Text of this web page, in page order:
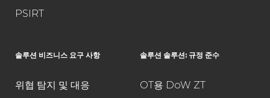
PSIRT
솔루션 비즈니스 요구 사항
위협 탐지 및 대응
솔루션 솔루션: 규정 준수
OT용 DoW ZT